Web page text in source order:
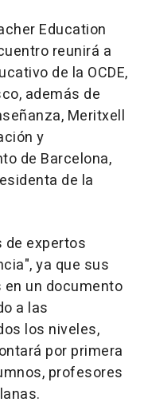
Education
reunirá a
de la OCDE,
además de
Meritxell
y
de Barcelona,
de la
de expertos
ya que sus
un documento
a las
los niveles,
por primera
profesores